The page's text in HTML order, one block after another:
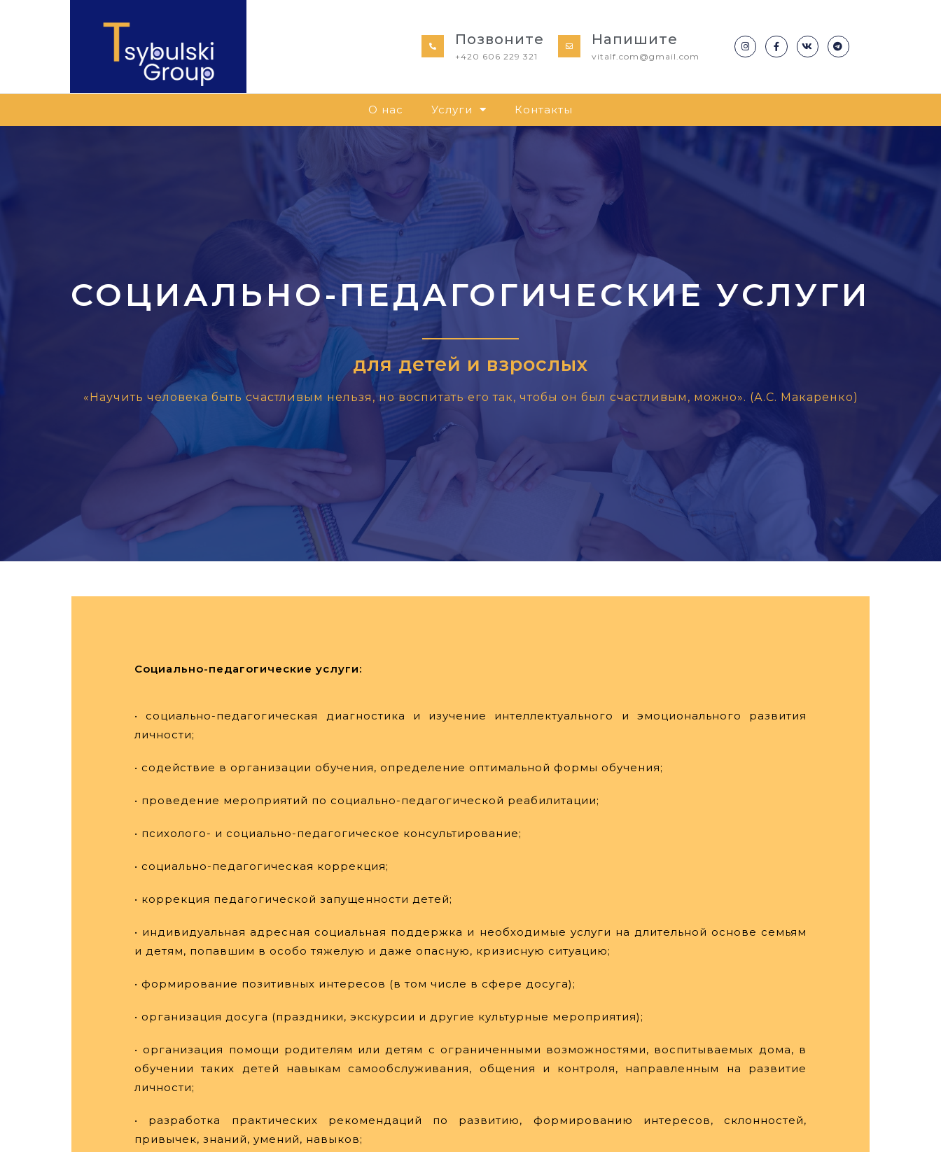
Позвоните
+420 606 229 321
Напишите
vitalf.com@gmail.com
О нас Услуги Контакты
СОЦИАЛЬНО-ПЕДАГОГИЧЕСКИЕ УСЛУГИ
для детей и взрослых
«Научить человека быть счастливым нельзя, но воспитать его так, чтобы он был счастливым, можно». (А.С. Макаренко)
Социально-педагогические услуги:
• социально-педагогическая диагностика и изучение интеллектуального и эмоционального развития
личности;
• содействие в организации обучения, определение оптимальной формы обучения;
• проведение мероприятий по социально-педагогической реабилитации;
• психолого- и социально-педагогическое консультирование;
• социально-педагогическая коррекция;
• коррекция педагогической запущенности детей;
• индивидуальная адресная социальная поддержка и необходимые услуги на длительной основе семьям
и детям, попавшим в особо тяжелую и даже опасную, кризисную ситуацию;
• формирование позитивных интересов (в том числе в сфере досуга);
• организация досуга (праздники, экскурсии и другие культурные мероприятия);
• организация помощи родителям или детям с ограниченными возможностями, воспитываемых дома, в
обучении таких детей навыкам самообслуживания, общения и контроля, направленным на развитие
личности;
• разработка практических рекомендаций по развитию, формированию интересов, склонностей,
привычек, знаний, умений, навыков;